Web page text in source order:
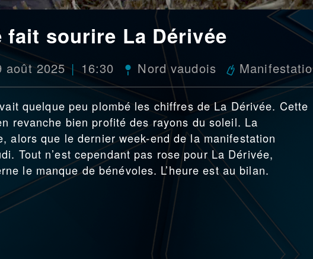
sourire La Dérivée
août 2025 16:30 Nord vaudois
quelque peu plombé les chiffres de La Dérivée. Cette
revanche bien profité des rayons du soleil. La
alors que le dernier week-end de la manifestation
Tout n’est cependant pas rose pour La Dérivée,
le manque de bénévoles. L’heure est au bilan.